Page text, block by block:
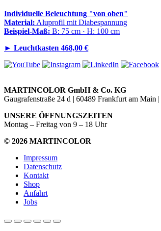
Individuelle Beleuchtung "von oben"
Material: Aluprofil mit Diabespannung
Beispiel-Maß: B: 75 cm · H: 100 cm
► Leuchtkasten 468,00 €
MARTINCOLOR GmbH & Co. KG
Gaugrafenstraße 24 d | 60489 Frankfurt am Main |
UNSERE ÖFFNUNGSZEITEN
Montag – Freitag von 9 – 18 Uhr
© 2026 MARTINCOLOR
Impressum
Datenschutz
Kontakt
Shop
Anfahrt
Jobs